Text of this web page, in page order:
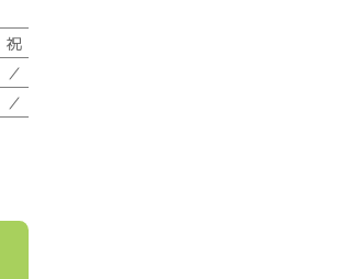
祝
／
／